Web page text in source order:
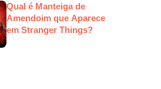
Qual é Manteiga de
Amendoim que Aparece
em Stranger Things?